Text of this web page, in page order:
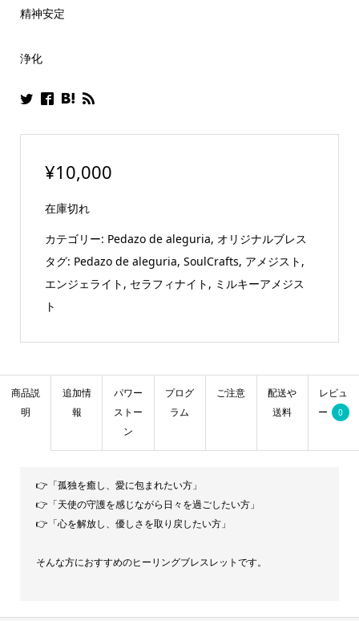
精神安定
浄化
¥10,000
在庫切れ
カテゴリー: Pedazo de aleguria, オリジナルブレス
タグ: Pedazo de aleguria, SoulCrafts, アメジスト ,
エンジェライト , セラフィナイト , ミルキーアメジス
ト
商品説
明
追加情
報
パワー
ストー
ン
プログ
ラム
ご注意
配送や
送料
レビュ
ー
0
👉「孤独を癒し、愛に包まれたい方」
👉「天使の守護を感じながら日々を過ごしたい方」
👉「心を解放し、優しさを取り戻したい方」
そんな方におすすめのヒーリングブレスレットです。